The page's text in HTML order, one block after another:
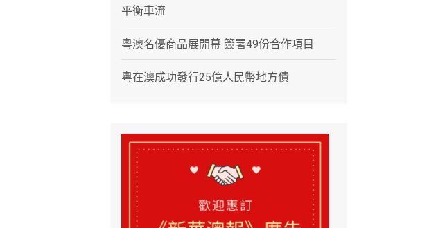
平衡車流
粵澳名優商品展開幕 簽署49份合作項目
粵在澳成功發行25億人民幣地方債